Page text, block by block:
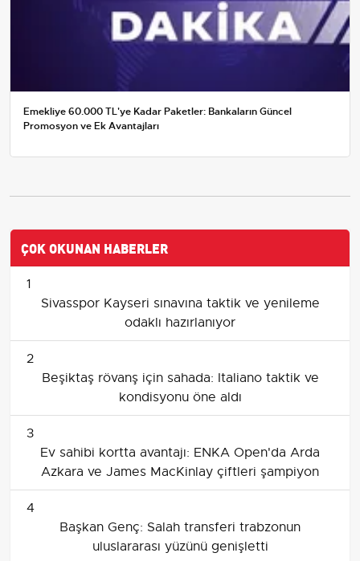
Emekliye 60.000 TL'ye Kadar Paketler: Bankaların Güncel
Promosyon ve Ek Avantajları
ÇOK OKUNAN HABERLER
1
Sivasspor Kayseri sınavına taktik ve yenileme
odaklı hazırlanıyor
2
Beşiktaş rövanş için sahada: Italiano taktik ve
kondisyonu öne aldı
3
Ev sahibi kortta avantajı: ENKA Open'da Arda
Azkara ve James MacKinlay çiftleri şampiyon
4
Başkan Genç: Salah transferi trabzonun
uluslararası yüzünü genişletti